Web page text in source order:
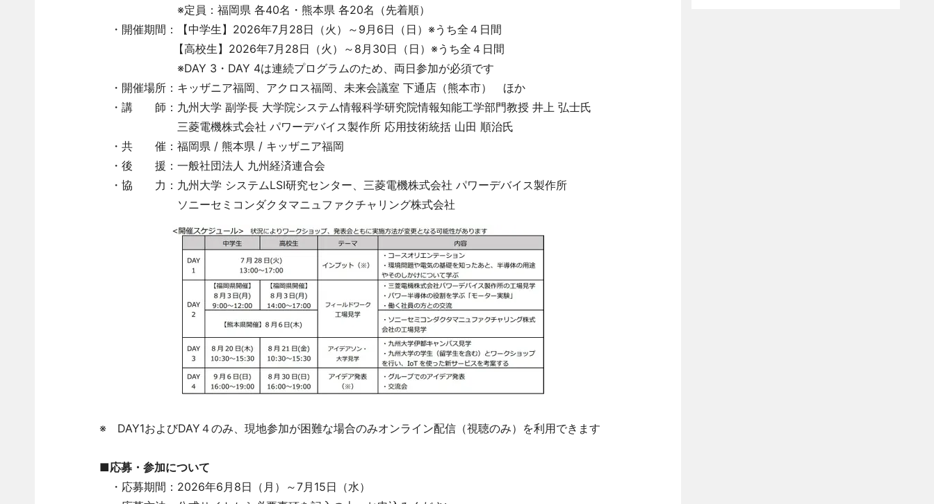
※定員：福岡県 各40名・熊本県 各20名（先着順）
・開催期間：【中学生】2026年7月28日（火）～9月6日（日）※うち全４日間
【高校生】2026年7月28日（火）～8月30日（日）※うち全４日間
※DAY 3・DAY 4は連続プログラムのため、両日参加が必須です
・開催場所：キッザニア福岡、アクロス福岡、未来会議室 下通店（熊本市） ほか
・講 師：九州大学 副学長 大学院システム情報科学研究院情報知能工学部門教授 井上 弘士氏
三菱電機株式会社 パワーデバイス製作所 応用技術統括 山田 順治氏
・共 催：福岡県 / 熊本県 / キッザニア福岡
・後 援：一般社団法人 九州経済連合会
・協 力：九州大学 システムLSI研究センター、三菱電機株式会社 パワーデバイス製作所
ソニーセミコンダクタマニュファクチャリング株式会社
※ DAY1およびDAY４のみ、現地参加が困難な場合のみオンライン配信（視聴のみ）を利用できます
■応募・参加について
・応募期間：2026年6月8日（月）～7月15日（水）